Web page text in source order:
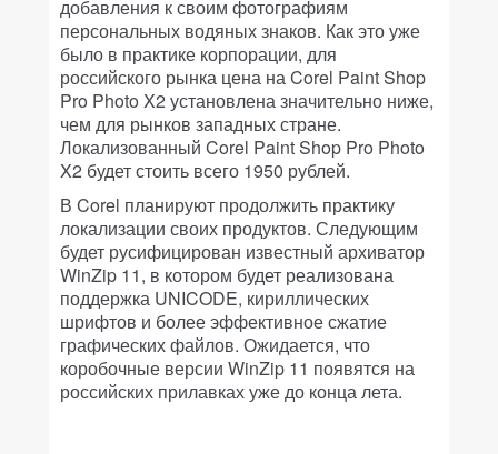
добавления к своим фотографиям
персональных водяных знаков. Как это уже
было в практике корпорации, для
российского рынка цена на Corel Paint Shop
Pro Photo X2 установлена значительно ниже,
чем для рынков западных стране.
Локализованный Corel Paint Shop Pro Photo
X2 будет стоить всего 1950 рублей.
В Corel планируют продолжить практику
локализации своих продуктов. Следующим
будет русифицирован известный архиватор
WinZip 11, в котором будет реализована
поддержка UNICODE, кириллических
шрифтов и более эффективное сжатие
графических файлов. Ожидается, что
коробочные версии WinZip 11 появятся на
российских прилавках уже до конца лета.